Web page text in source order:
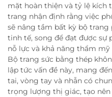
mặt hoàn thiện và tỷ lệ kích
trang nhận định rằng việc
sẽ nâng tầm bất kỳ bộ
tinh tế, song để đạt được sự
nỗ lực và khả năng thẩm
Bộ trang sức bằng thép
lập tức vấn đề này, mang
tai, vòng tay và nhẫn có
trọng lượng thị giác, tạo